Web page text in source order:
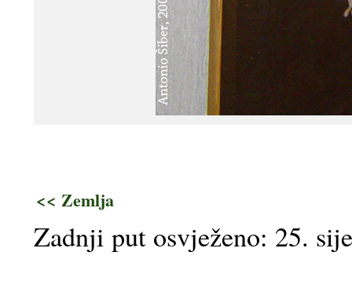
<< Zemlja
Zadnji put osvježeno: 25.